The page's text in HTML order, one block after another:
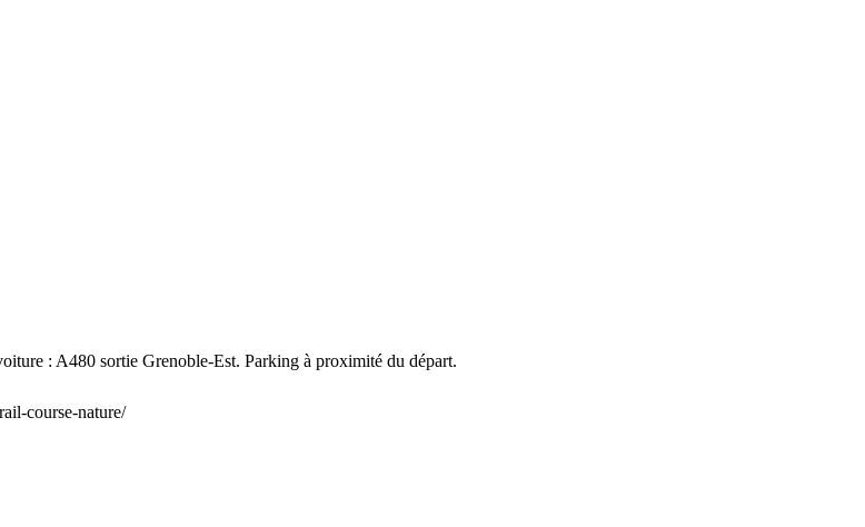
: A480 sortie Grenoble-Est. Parking à proximité du départ.
course-nature/